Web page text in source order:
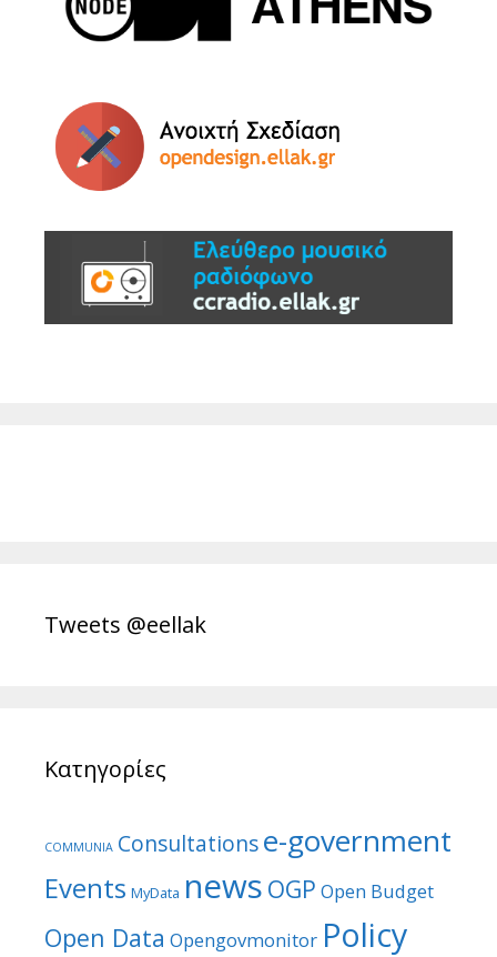
Tweets @eellak
Κατηγορίες
COMMUNIA Consultationse-government
Events MyData news OGP Open Budget
Open Data Opengovmonitor Policy